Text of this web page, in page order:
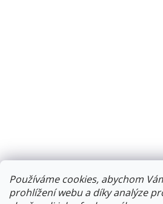
Používáme cookies, abychom
prohlížení webu a díky analýze